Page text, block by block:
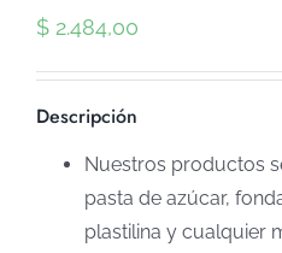
$ 2.484,00
Descripción
Nuestros productos
pasta de azúcar,
plastilina y cualquier